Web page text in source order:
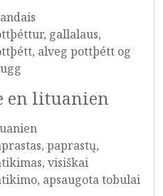
gallalaus,
alveg pottþétt og
en lituanien
paprastų,
visiškai
apsaugota tobulai